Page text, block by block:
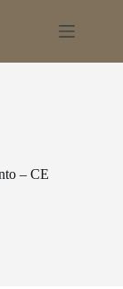
– CE